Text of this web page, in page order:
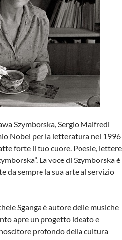
Szymborska, Sergio Maifredi
Nobel per la letteratura nel 1996
forte il tuo cuore. Poesie, lettere
La voce di Szymborska è
da sempre la sua arte al servizio
Sganga è autore delle musiche
apre un progetto ideato e
profondo della cultura